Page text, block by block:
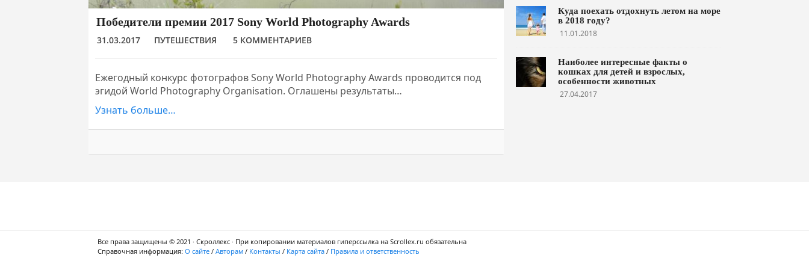
Победители премии 2017 Sony World Photography Awards
31.03.2017 ПУТЕШЕСТВИЯ 5 КОММЕНТАРИЕВ
Ежегодный конкурс фотографов Sony World Photography Awards проводится под
эгидой World Photography Organisation. Оглашены результаты…
Узнать больше…
Куда поехать отдохнуть летом на море
в 2018 году?
11.01.2018
Наиболее интересные факты о
кошках для детей и взрослых,
особенности животных
27.04.2017
Все права защищены © 2021 · Скроллекс · При копировании материалов гиперссылка на Scrollex.ru обязательна
Справочная информация: О сайте / Авторам / Контакты / Карта сайта / Правила и ответственность